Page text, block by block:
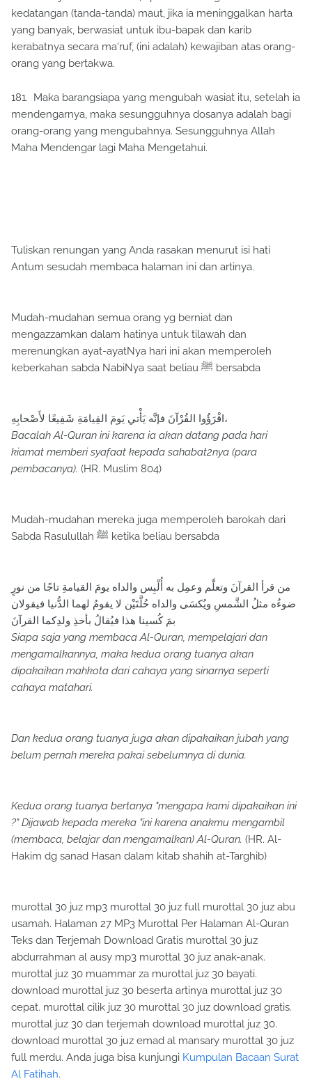
kedatangan (tanda-tanda) maut, jika ia meninggalkan harta
yang banyak, berwasiat untuk ibu-bapak dan karib
kerabatnya secara ma'ruf, (ini adalah) kewajiban atas orang-
orang yang bertakwa.
181. Maka barangsiapa yang mengubah wasiat itu, setelah ia
mendengarnya, maka sesungguhnya dosanya adalah bagi
orang-orang yang mengubahnya. Sesungguhnya Allah
Maha Mendengar lagi Maha Mengetahui.
Tuliskan renungan yang Anda rasakan menurut isi hati
Antum sesudah membaca halaman ini dan artinya.
Mudah-mudahan semua orang yg berniat dan
mengazzamkan dalam hatinya untuk tilawah dan
merenungkan ayat-ayatNya hari ini akan memperoleh
keberkahan sabda NabiNya saat beliau ﷺ bersabda
اقْرَؤُوا القُرْآنَ فإنَّه يَأْتي يَومَ القِيامَةِ شَفِيعًا لأَصْحابِهِ،
Bacalah Al-Quran ini karena ia akan datang pada hari
kiamat memberi syafaat kepada sahabat2nya (para
pembacanya). (HR. Muslim 804)
Mudah-mudahan mereka juga memperoleh barokah dari
Sabda Rasulullah ﷺ ketika beliau bersabda
من قرأ القرآنَ وتعلَّم وعمِل به أُلْبِس والداه يومَ القيامةِ تاجًا من نورٍ
ضوءُه مثلُ الشَّمسِ ويُكسَى والداه حُلَّتَيْن لا يقومُ لهما الدُّنيا فيقولان
بمَ كُسينا هذا فيُقالُ بأخذِ ولدِكما القرآنَ
Siapa saja yang membaca Al-Quran, mempelajari dan
mengamalkannya, maka kedua orang tuanya akan
dipakaikan mahkota dari cahaya yang sinarnya seperti
cahaya matahari.
Dan kedua orang tuanya juga akan dipakaikan jubah yang
belum pernah mereka pakai sebelumnya di dunia.
Kedua orang tuanya bertanya "mengapa kami dipakaikan ini
?" Dijawab kepada mereka "ini karena anakmu mengambil
(membaca, belajar dan mengamalkan) Al-Quran. (HR. Al-
Hakim dg sanad Hasan dalam kitab shahih at-Targhib)
murottal 30 juz mp3 murottal 30 juz full murottal 30 juz abu
usamah. Halaman 27 MP3 Murottal Per Halaman Al-Quran
Teks dan Terjemah Download Gratis murottal 30 juz
abdurrahman al ausy mp3 murottal 30 juz anak-anak.
murottal juz 30 muammar za murottal juz 30 bayati.
download murottal juz 30 beserta artinya murottal juz 30
cepat. murottal cilik juz 30 murottal 30 juz download gratis.
murottal juz 30 dan terjemah download murottal juz 30.
download murottal 30 juz emad al mansary murottal 30 juz
full merdu. Anda juga bisa kunjungi Kumpulan Bacaan Surat
Al Fatihah.